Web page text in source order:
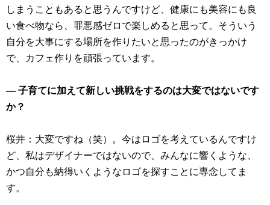
しまうこともあると思うんですけど、健康にも美容にも良
い食べ物なら、罪悪感ゼロで楽しめると思って。そういう
自分を大事にする場所を作りたいと思ったのがきっかけ
で、カフェ作りを頑張っています。
― 子育てに加えて新しい挑戦をするのは大変ではないです
か？
桜井：大変ですね（笑）。今はロゴを考えているんですけ
ど、私はデザイナーではないので、みんなに響くような、
かつ自分も納得いくようなロゴを探すことに専念してま
す。